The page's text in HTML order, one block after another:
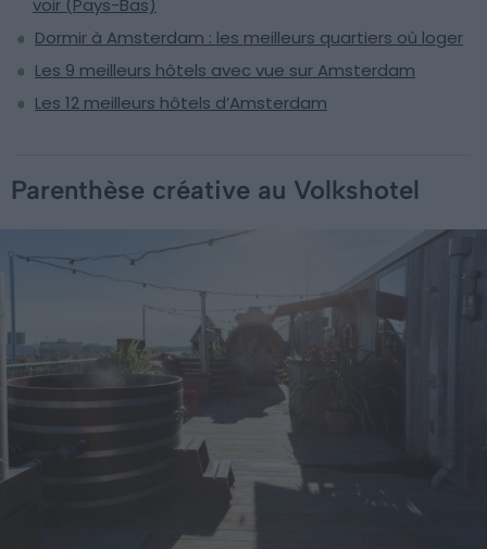
voir (Pays-Bas)
Dormir à Amsterdam : les meilleurs quartiers où loger
Les 9 meilleurs hôtels avec vue sur Amsterdam
Les 12 meilleurs hôtels d’Amsterdam
Parenthèse créative au Volkshotel